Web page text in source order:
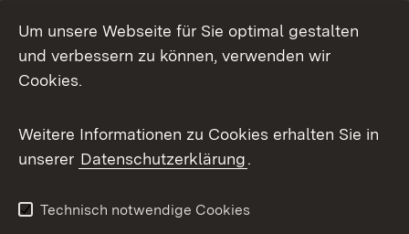
Facebook
X / Twitter
Youtube
Um unsere Webseite für Sie optimal gestalten
und verbessern zu können, verwenden wir
Cookies.
Weitere Informationen zu Cookies erhalten Sie in
unserer Datenschutzerklärung.
Technisch notwendige Cookies